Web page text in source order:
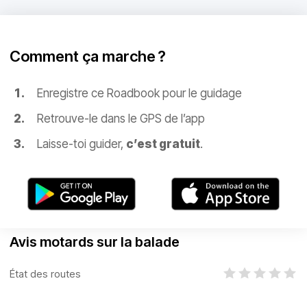
Comment ça marche ?
Enregistre ce Roadbook pour le guidage
Retrouve-le dans le GPS de l’app
Laisse-toi guider, c’est gratuit.
Avis motards sur la balade
État des routes